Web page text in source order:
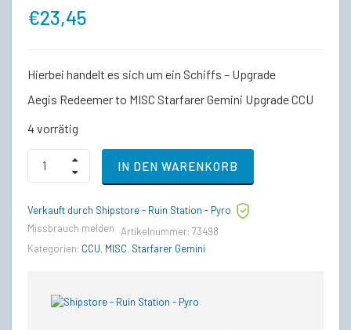
€23,45
Hierbei handelt es sich um ein Schiffs – Upgrade
Aegis Redeemer to MISC Starfarer Gemini Upgrade CCU
4 vorrätig
Aegis
Redeemer
to
Starfarer
Gemini
CCU
IN DEN WARENKORB
Verkauft durch Shipstore - Ruin Station - Pyro
Missbrauch melden
Artikelnummer: 73498
Kategorien: CCU, MISC, Starfarer Gemini